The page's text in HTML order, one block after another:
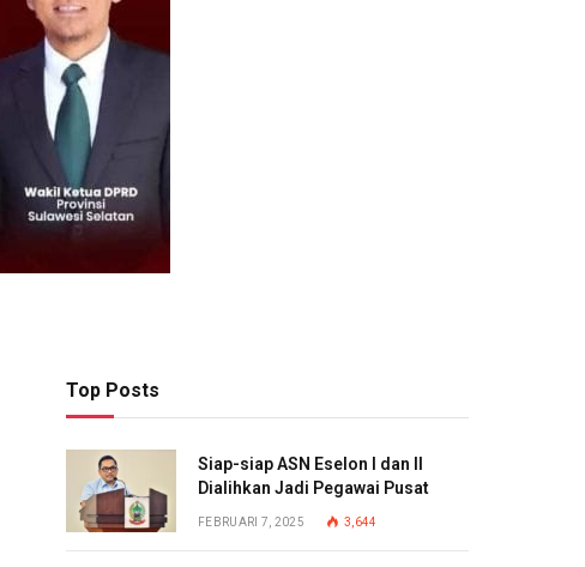
Top Posts
Siap-siap ASN Eselon I dan II
Dialihkan Jadi Pegawai Pusat
FEBRUARI 7, 2025 3,644